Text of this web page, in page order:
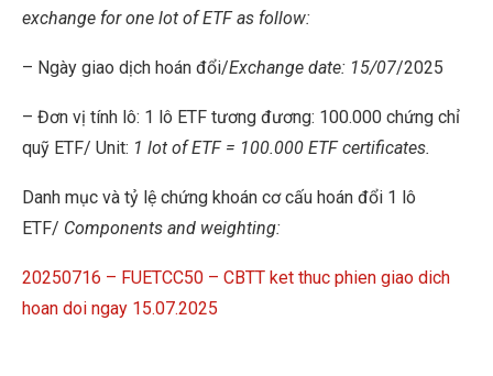
exchange for one lot of ETF as follow:
– Ngày giao dịch hoán đổi/Exchange date: 15/07/2025
– Đơn vị tính lô: 1 lô ETF tương đương: 100.000 chứng chỉ
quỹ ETF/ Unit: 1 lot of ETF = 100.000 ETF certificates.
Danh mục và tỷ lệ chứng khoán cơ cấu hoán đổi 1 lô
ETF/ Components and weighting:
20250716 – FUETCC50 – CBTT ket thuc phien giao dich
hoan doi ngay 15.07.2025